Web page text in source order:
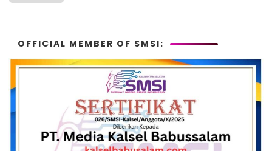
OFFICIAL MEMBER OF SMSI: